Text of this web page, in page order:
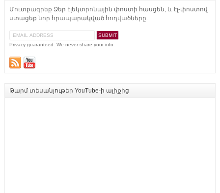
Մուտքագրեք Ձեր էլեկտրոնային փոստի հասցեն, և էլ-փոստով
ստացեք նոր հրապարակված հոդվածները:
Privacy guaranteed. We never share your info.
Թարմ տեսանյութեր YouTube-ի ալիքից